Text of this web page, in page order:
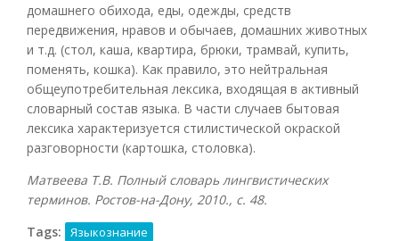
домашнего обихода, еды, одежды, средств
передвижения, нравов и обычаев, домашних животных
и т.д. (стол, каша, квартира, брюки, трамвай, купить,
поменять, кошка). Как правило, это нейтральная
общеупотребительная лексика, входящая в активный
словарный состав языка. В части случаев бытовая
лексика характеризуется стилистической окраской
разговорности (картошка, столовка).
Матвеева Т.В. Полный словарь лингвистических
терминов. Ростов-на-Дону, 2010., с. 48.
Tags:
Языкознание